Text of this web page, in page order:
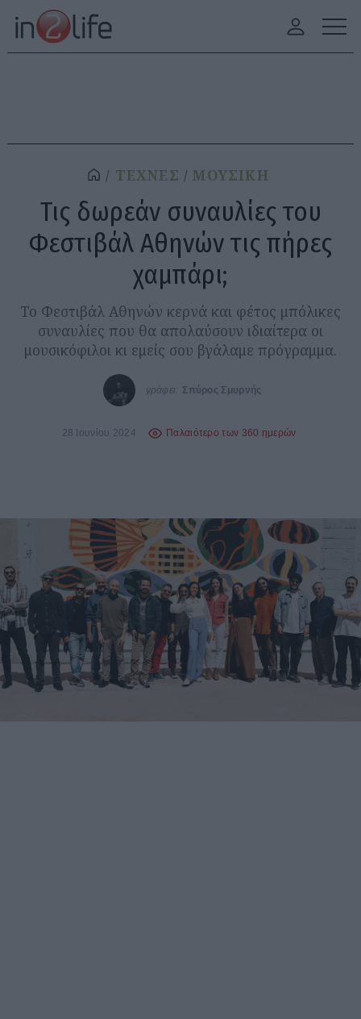
ΤΕΧΝΕΣ ΜΟΥΣΙΚΗ
Τις δωρεάν συναυλίες του
Φεστιβάλ Αθηνών τις πήρες
χαμπάρι;
Το Φεστιβάλ Αθηνών κερνά και φέτος μπόλικες
συναυλίες που θα απολαύσουν ιδιαίτερα οι
μουσικόφιλοι κι εμείς σου βγάλαμε πρόγραμμα.
γράφει: Σπύρος Σμυρνής
28 Ιουνίου 2024 Παλαιότερο των 360 ημερών